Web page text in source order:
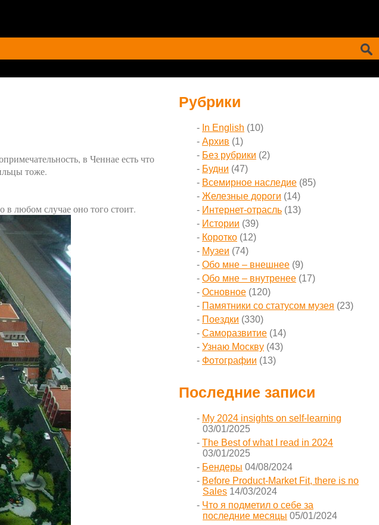
в Ченнае есть что
тоже.
в любом случае оно того стоит.
Рубрики
In English (10)
Архив (1)
Без рубрики (2)
Будни (47)
Всемирное наследие (85)
Железные дороги (14)
Интернет-отрасль (13)
Истории (39)
Коротко (12)
Музеи (74)
Обо мне – внешнее (9)
Обо мне – внутренее (17)
Основное (120)
Памятники со статусом музея (23)
Поездки (330)
Саморазвитие (14)
Узнаю Москву (43)
Фотографии (13)
Последние записи
My 2024 insights on self-learning
03/01/2025
The Best of what I read in 2024
03/01/2025
Бендеры 04/08/2024
Before Product-Market Fit, there is no
Sales 14/03/2024
Что я подметил о себе за
последние месяцы 05/01/2024